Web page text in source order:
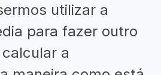
utilizar a
para fazer outro
a